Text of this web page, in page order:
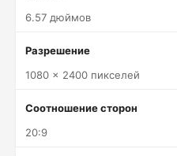
6.57 дюймов
Разрешение
1080 x 2400 пикселей
Соотношение сторон
20:9